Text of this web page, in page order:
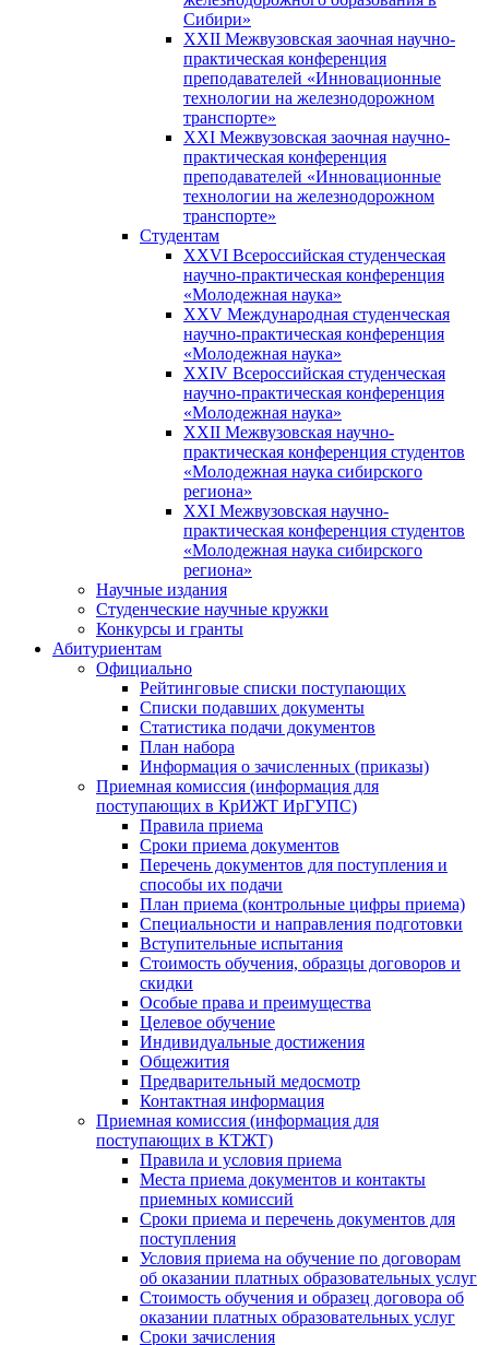
Сибири»
XXII Межвузовская заочная научно-
практическая конференция
преподавателей «Инновационные
технологии на железнодорожном
транспорте»
XXI Межвузовская заочная научно-
практическая конференция
преподавателей «Инновационные
технологии на железнодорожном
транспорте»
Студентам
XXVI Всероссийская студенческая
научно-практическая конференция
«Молодежная наука»
XXV Международная студенческая
научно-практическая конференция
«Молодежная наука»
XXIV Всероссийская студенческая
научно-практическая конференция
«Молодежная наука»
XXII Межвузовская научно-
практическая конференция студентов
«Молодежная наука сибирского
региона»
XXI Межвузовская научно-
практическая конференция студентов
«Молодежная наука сибирского
региона»
Научные издания
Студенческие научные кружки
Конкурсы и гранты
Абитуриентам
Официально
Рейтинговые списки поступающих
Списки подавших документы
Статистика подачи документов
План набора
Информация о зачисленных (приказы)
Приемная комиссия (информация для
поступающих в КрИЖТ ИрГУПС)
Правила приема
Сроки приема документов
Перечень документов для поступления и
способы их подачи
План приема (контрольные цифры приема)
Специальности и направления подготовки
Вступительные испытания
Стоимость обучения, образцы договоров и
скидки
Особые права и преимущества
Целевое обучение
Индивидуальные достижения
Общежития
Предварительный медосмотр
Контактная информация
Приемная комиссия (информация для
поступающих в КТЖТ)
Правила и условия приема
Места приема документов и контакты
приемных комиссий
Сроки приема и перечень документов для
поступления
Условия приема на обучение по договорам
об оказании платных образовательных услуг
Стоимость обучения и образец договора об
оказании платных образовательных услуг
Сроки зачисления